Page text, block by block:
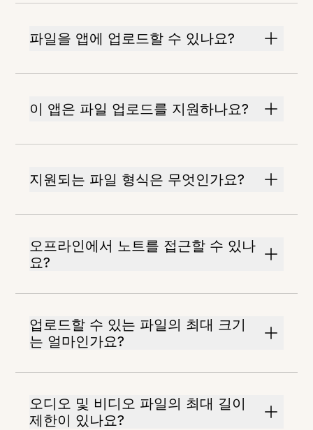
파일을 앱에 업로드할 수 있나요?
이 앱은 파일 업로드를 지원하나요?
지원되는 파일 형식은 무엇인가요?
오프라인에서 노트를 접근할 수 있나
요?
업로드할 수 있는 파일의 최대 크기
는 얼마인가요?
오디오 및 비디오 파일의 최대 길이
제한이 있나요?